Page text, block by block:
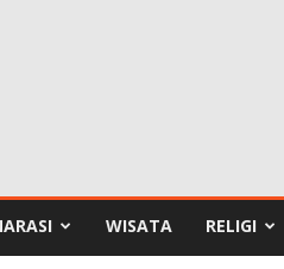
WISATA RELIGI